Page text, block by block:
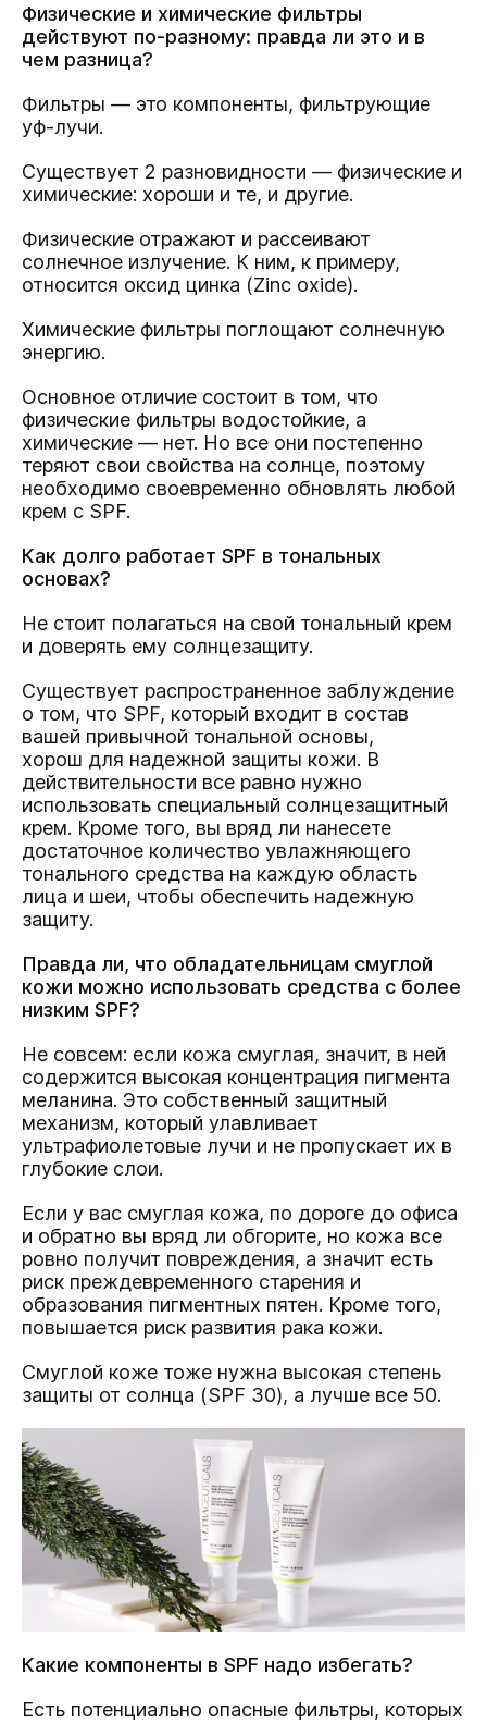
Физические и химические фильтры
действуют по-разному: правда ли это и в
чем разница?
Фильтры — это компоненты, фильтрующие
уф-лучи.
Существует 2 разновидности — физические и
химические: хороши и те, и другие.
Физические отражают и рассеивают
солнечное излучение. К ним, к примеру,
относится оксид цинка (Zinc oxide).
Химические фильтры поглощают солнечную
энергию.
Основное отличие состоит в том, что
физические фильтры водостойкие, а
химические — нет. Но все они постепенно
теряют свои свойства на солнце, поэтому
необходимо своевременно обновлять любой
крем с SPF.
Как долго работает SPF в тональных
основах?
Не стоит полагаться на свой тональный крем
и доверять ему солнцезащиту.
Существует распространенное заблуждение
о том, что SPF, который входит в состав
вашей привычной тональной основы,
хорош для надежной защиты кожи. В
действительности все равно нужно
использовать специальный солнцезащитный
крем. Кроме того, вы вряд ли нанесете
достаточное количество увлажняющего
тонального средства на каждую область
лица и шеи, чтобы обеспечить надежную
защиту.
Правда ли, что обладательницам смуглой
кожи можно использовать средства с более
низким SPF?
Не совсем: если кожа смуглая, значит, в ней
содержится высокая концентрация пигмента
меланина. Это собственный защитный
механизм, который улавливает
ультрафиолетовые лучи и не пропускает их в
глубокие слои.
Если у вас смуглая кожа, по дороге до офиса
и обратно вы вряд ли обгорите, но кожа все
ровно получит повреждения, а значит есть
риск преждевременного старения и
образования пигментных пятен. Кроме того,
повышается риск развития рака кожи.
Смуглой коже тоже нужна высокая степень
защиты от солнца (SPF 30), а лучше все 50.
Какие компоненты в SPF надо избегать?
Есть потенциально опасные фильтры, которых